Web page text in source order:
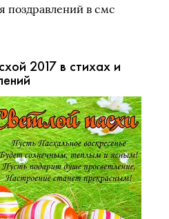
поздравлений в смс
2017 в стихах и